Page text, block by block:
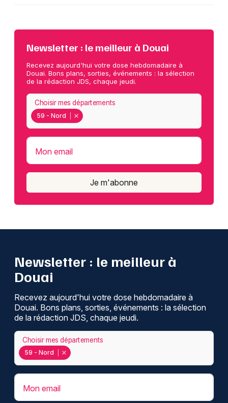
Newsletter : le meilleur à Douai
Recevez aujourd'hui votre dose hebdomadaire à
Douai. Bons plans, sorties, événements : la sélection
de la rédaction JDS, chaque jeudi.
59 - Nord
Choisir mes départements
Mon email
Je m'abonne
Newsletter : le meilleur à
Douai
Recevez aujourd'hui votre dose hebdomadaire à
Douai. Bons plans, sorties, événements : la sélection
de la rédaction JDS, chaque jeudi.
59 - Nord
Choisir mes départements
Mon email